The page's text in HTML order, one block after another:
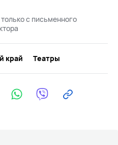
с письменного
край Театры